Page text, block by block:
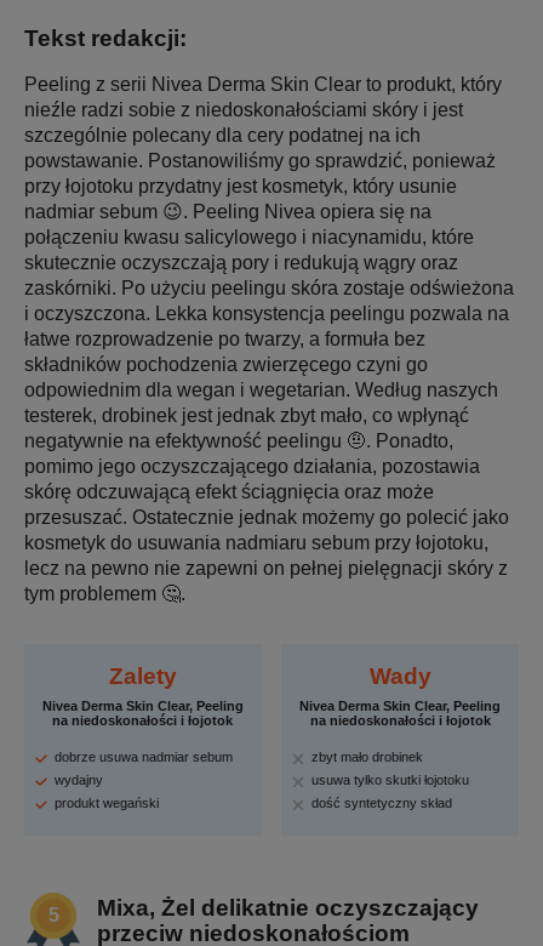
Tekst redakcji:
Peeling z serii Nivea Derma Skin Clear to produkt, który
nieźle radzi sobie z niedoskonałościami skóry i jest
szczególnie polecany dla cery podatnej na ich
powstawanie. Postanowiliśmy go sprawdzić, ponieważ
przy łojotoku przydatny jest kosmetyk, który usunie
nadmiar sebum 😉. Peeling Nivea opiera się na
połączeniu kwasu salicylowego i niacynamidu, które
skutecznie oczyszczają pory i redukują wągry oraz
zaskórniki. Po użyciu peelingu skóra zostaje odświeżona
i oczyszczona. Lekka konsystencja peelingu pozwala na
łatwe rozprowadzenie po twarzy, a formuła bez
składników pochodzenia zwierzęcego czyni go
odpowiednim dla wegan i wegetarian. Według naszych
testerek, drobinek jest jednak zbyt mało, co wpłynąć
negatywnie na efektywność peelingu 🤨. Ponadto,
pomimo jego oczyszczającego działania, pozostawia
skórę odczuwającą efekt ściągnięcia oraz może
przesuszać. Ostatecznie jednak możemy go polecić jako
kosmetyk do usuwania nadmiaru sebum przy łojotoku,
lecz na pewno nie zapewni on pełnej pielęgnacji skóry z
tym problemem 🤔.
Zalety
Nivea Derma Skin Clear, Peeling
na niedoskonałości i łojotok
dobrze usuwa nadmiar sebum
wydajny
produkt wegański
Wady
Nivea Derma Skin Clear, Peeling
na niedoskonałości i łojotok
zbyt mało drobinek
usuwa tylko skutki łojotoku
dość syntetyczny skład
Mixa, Żel delikatnie oczyszczający
przeciw niedoskonałościom